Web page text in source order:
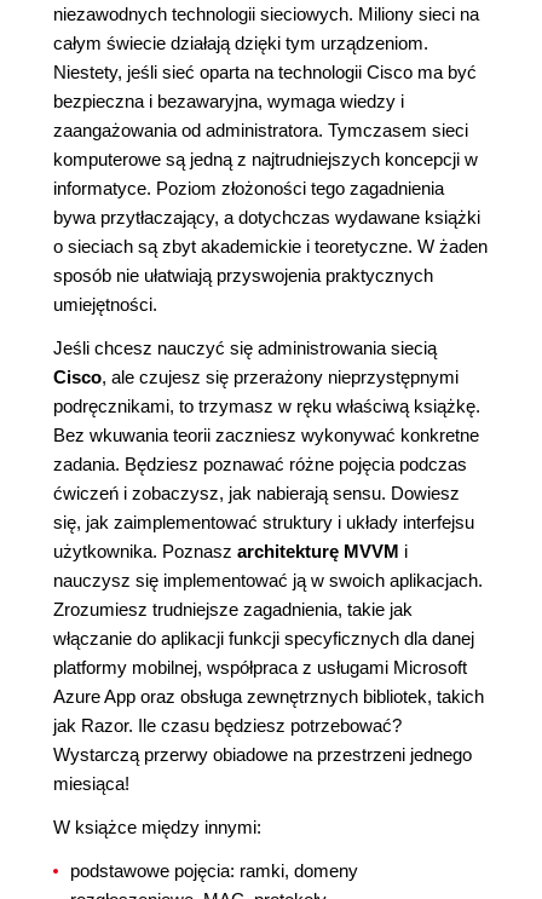
niezawodnych technologii sieciowych. Miliony sieci na
całym świecie działają dzięki tym urządzeniom.
Niestety, jeśli sieć oparta na technologii Cisco ma być
bezpieczna i bezawaryjna, wymaga wiedzy i
zaangażowania od administratora. Tymczasem sieci
komputerowe są jedną z najtrudniejszych koncepcji w
informatyce. Poziom złożoności tego zagadnienia
bywa przytłaczający, a dotychczas wydawane książki
o sieciach są zbyt akademickie i teoretyczne. W żaden
sposób nie ułatwiają przyswojenia praktycznych
umiejętności.
Jeśli chcesz nauczyć się administrowania siecią
Cisco, ale czujesz się przerażony nieprzystępnymi
podręcznikami, to trzymasz w ręku właściwą książkę.
Bez wkuwania teorii zaczniesz wykonywać konkretne
zadania. Będziesz poznawać różne pojęcia podczas
ćwiczeń i zobaczysz, jak nabierają sensu. Dowiesz
się, jak zaimplementować struktury i układy interfejsu
użytkownika. Poznasz architekturę MVVM i
nauczysz się implementować ją w swoich aplikacjach.
Zrozumiesz trudniejsze zagadnienia, takie jak
włączanie do aplikacji funkcji specyficznych dla danej
platformy mobilnej, współpraca z usługami Microsoft
Azure App oraz obsługa zewnętrznych bibliotek, takich
jak Razor. Ile czasu będziesz potrzebować?
Wystarczą przerwy obiadowe na przestrzeni jednego
miesiąca!
W książce między innymi:
podstawowe pojęcia: ramki, domeny